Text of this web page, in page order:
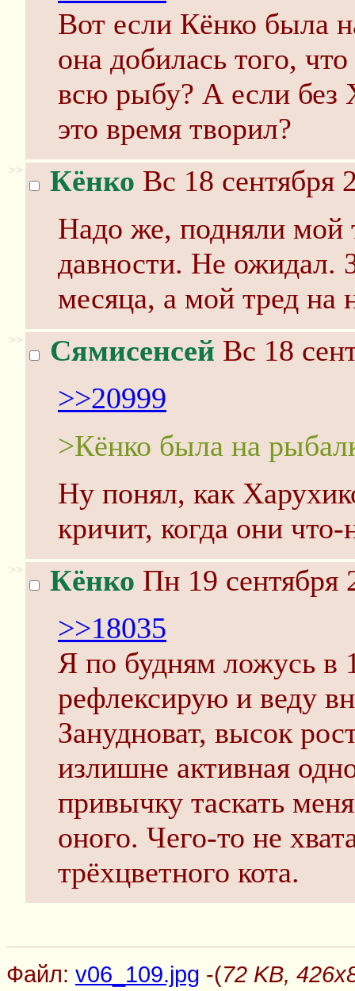
Вот если Кёнко была
она добилась того,
всю рыбу? А если без
это время творил?
>> Кёнко Вс 18 сентября
Надо же, подняли мой
давности. Не ожидал.
месяца, а мой тред на
>> Сямисенсей Вс 18
>>20999
>Кёнко была на
Ну понял, как
кричит, когда они
>> Кёнко Пн 19 сентября
>>18035
Я по будням ложусь в
рефлексирую и веду
Занудноват, высок
излишне активная
привычку таскать
оного. Чего-то не
трёхцветного кота.
Файл: v06_109.jpg -(72 KB,